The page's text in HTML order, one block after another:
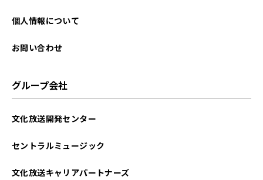
2025年09月
2025年06月
個人情報について
お問い合わせ
グループ会社
文化放送開発センター
セントラルミュージック
文化放送キャリアパートナーズ